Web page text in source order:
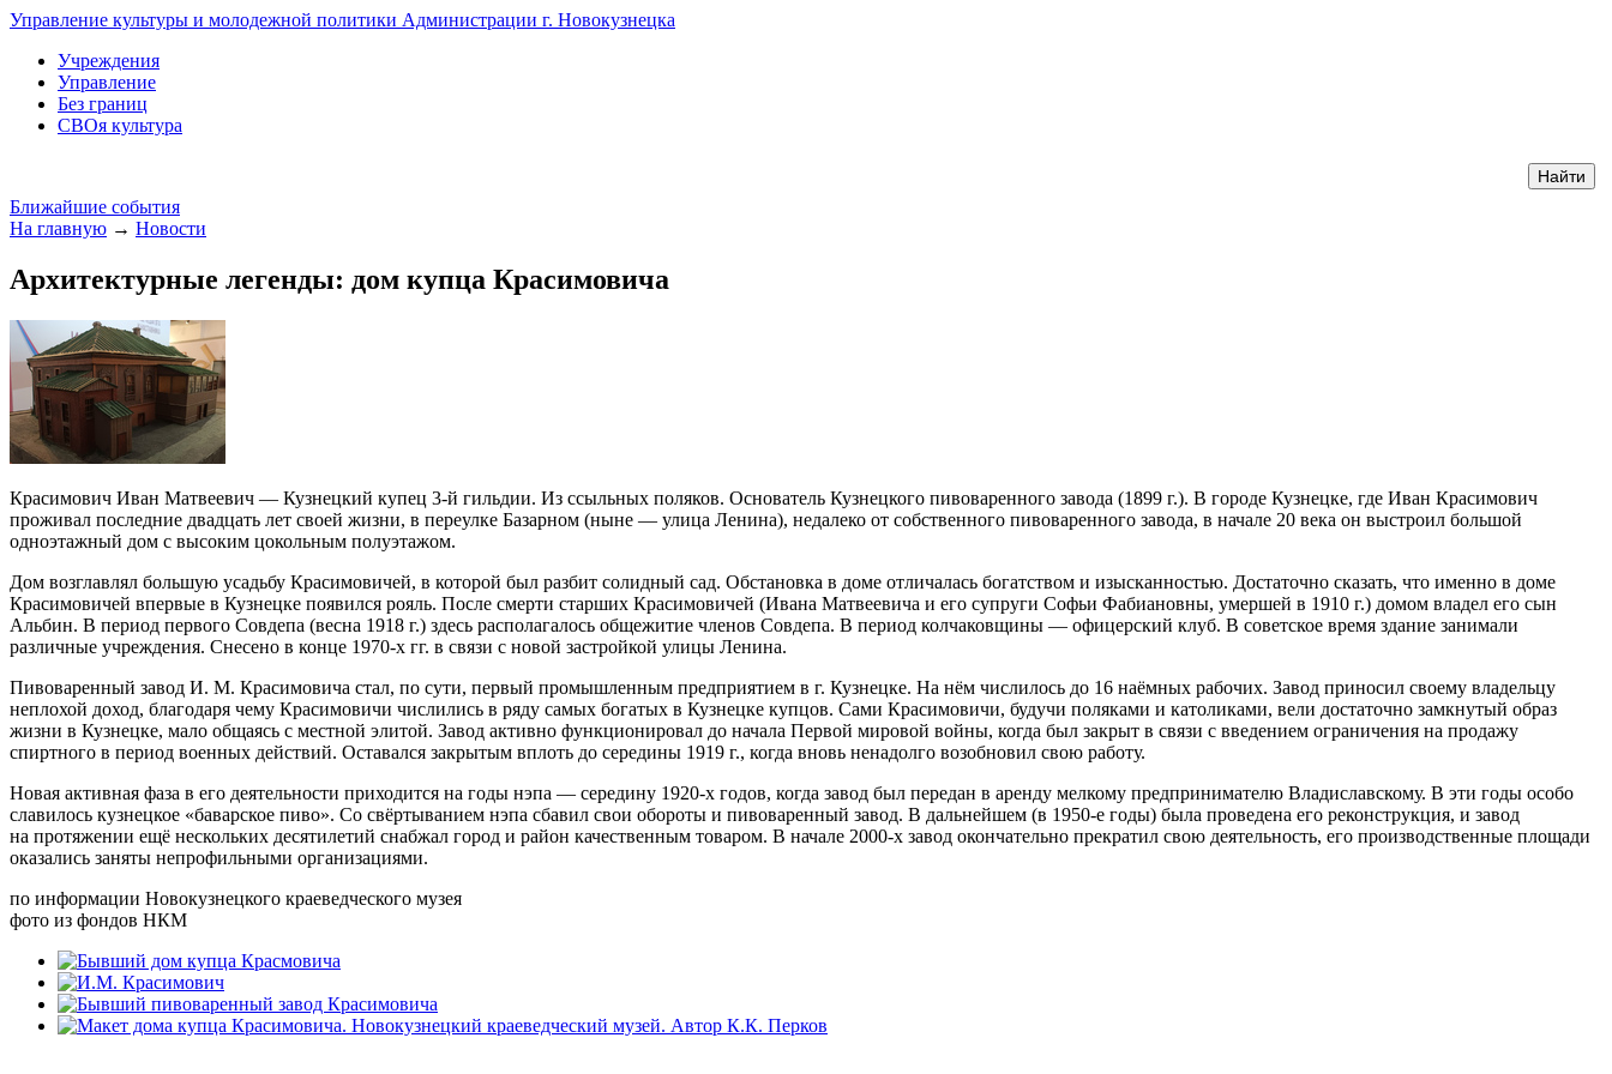
Управление культуры и молодежной политики Администрации г. Новокузнецка
Учреждения
Управление
Без границ
СВОя культура
Ближайшие события
На главную → Новости
Архитектурные легенды: дом купца Красимовича
Красимович Иван Матвеевич — Кузнецкий купец 3-й гильдии. Из ссыльных поляков. Основатель Кузнецкого пивоваренного завода (1899 г.). В городе Кузнецке, где Иван Красимович
проживал последние двадцать лет своей жизни, в переулке Базарном (ныне — улица Ленина), недалеко от собственного пивоваренного завода, в начале 20 века он выстроил большой
одноэтажный дом с высоким цокольным полуэтажом.
Дом возглавлял большую усадьбу Красимовичей, в которой был разбит солидный сад. Обстановка в доме отличалась богатством и изысканностью. Достаточно сказать, что именно в доме
Красимовичей впервые в Кузнецке появился рояль. После смерти старших Красимовичей (Ивана Матвеевича и его супруги Софьи Фабиановны, умершей в 1910 г.) домом владел его сын
Альбин. В период первого Совдепа (весна 1918 г.) здесь располагалось общежитие членов Совдепа. В период колчаковщины — офицерский клуб. В советское время здание занимали
различные учреждения. Снесено в конце 1970-х гг. в связи с новой застройкой улицы Ленина.
Пивоваренный завод И. М. Красимовича стал, по сути, первый промышленным предприятием в г. Кузнецке. На нём числилось до 16 наёмных рабочих. Завод приносил своему владельцу
неплохой доход, благодаря чему Красимовичи числились в ряду самых богатых в Кузнецке купцов. Сами Красимовичи, будучи поляками и католиками, вели достаточно замкнутый образ
жизни в Кузнецке, мало общаясь с местной элитой. Завод активно функционировал до начала Первой мировой войны, когда был закрыт в связи с введением ограничения на продажу
спиртного в период военных действий. Оставался закрытым вплоть до середины 1919 г., когда вновь ненадолго возобновил свою работу.
Новая активная фаза в его деятельности приходится на годы нэпа — середину 1920-х годов, когда завод был передан в аренду мелкому предпринимателю Владиславскому. В эти годы особо
славилось кузнецкое «баварское пиво». Со свёртыванием нэпа сбавил свои обороты и пивоваренный завод. В дальнейшем (в 1950-е годы) была проведена его реконструкция, и завод
на протяжении ещё нескольких десятилетий снабжал город и район качественным товаром. В начале 2000-х завод окончательно прекратил свою деятельность, его производственные площади
оказались заняты непрофильными организациями.
по информации Новокузнецкого краеведческого музея
фото из фондов НКМ